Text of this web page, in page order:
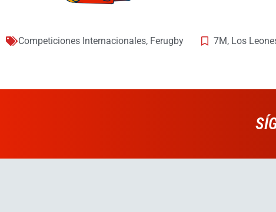
Competiciones Internacionales, Ferugby 7M, Los